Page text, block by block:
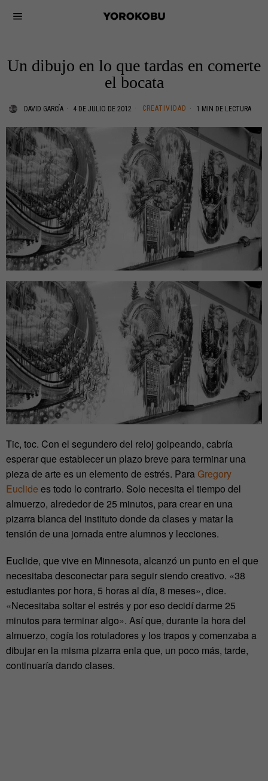
Un dibujo en lo que tardas en comerte
el bocata
DAVID GARCÍA 4 DE JULIO DE 2012 CREATIVIDAD 1 MIN DE LECTURA
Tic, toc. Con el segundero del reloj golpeando, cabría
esperar que establecer un plazo breve para terminar una
pieza de arte es un elemento de estrés. ParaGregory
Euclide es todo lo contrario. Solo necesita el tiempo del
almuerzo, alrededor de 25 minutos, para crear en una
pizarra blanca del instituto donde da clases y matar la
tensión de una jornada entre alumnos y lecciones.
Euclide, que vive en Minnesota, alcanzó un punto en el que
necesitaba desconectar para seguir siendo creativo. «38
estudiantes por hora, 5 horas al día, 8 meses», dice.
«Necesitaba soltar el estrés y por eso decidí darme 25
minutos para terminar algo». Así que, durante la hora del
almuerzo, cogía los rotuladores y los trapos y comenzaba a
dibujar en la misma pizarra enla que, un poco más, tarde,
continuaría dando clases.